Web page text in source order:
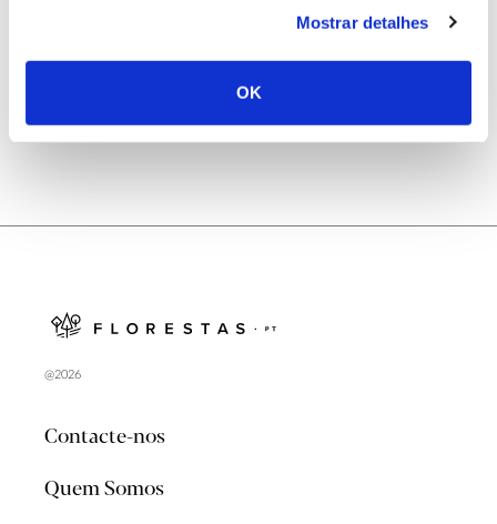
Mostrar detalhes
OK
Natureza e florestas procuram jovens voluntários
@2026
Contacte-nos
Quem Somos